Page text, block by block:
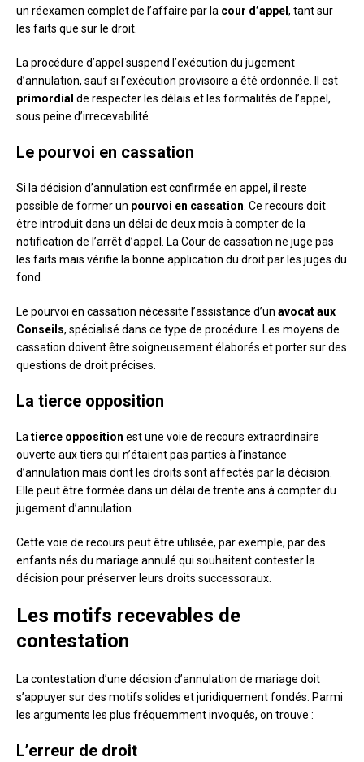
un réexamen complet de l’affaire par la cour d’appel , tant sur
les faits que sur le droit.
La procédure d’appel suspend l’exécution du jugement
d’annulation, sauf si l’exécution provisoire a été ordonnée. Il est
primordial de respecter les délais et les formalités de l’appel,
sous peine d’irrecevabilité.
Le pourvoi en cassation
Si la décision d’annulation est confirmée en appel, il reste
possible de former un pourvoi en cassation . Ce recours doit
être introduit dans un délai de deux mois à compter de la
notification de l’arrêt d’appel. La Cour de cassation ne juge pas
les faits mais vérifie la bonne application du droit par les juges du
fond.
Le pourvoi en cassation nécessite l’assistance d’un avocat aux
Conseils, spécialisé dans ce type de procédure. Les moyens de
cassation doivent être soigneusement élaborés et porter sur des
questions de droit précises.
La tierce opposition
La tierce opposition est une voie de recours extraordinaire
ouverte aux tiers qui n’étaient pas parties à l’instance
d’annulation mais dont les droits sont affectés par la décision.
Elle peut être formée dans un délai de trente ans à compter du
jugement d’annulation.
Cette voie de recours peut être utilisée, par exemple, par des
enfants nés du mariage annulé qui souhaitent contester la
décision pour préserver leurs droits successoraux.
Les motifs recevables de
contestation
La contestation d’une décision d’annulation de mariage doit
s’appuyer sur des motifs solides et juridiquement fondés. Parmi
les arguments les plus fréquemment invoqués, on trouve :
L’erreur de droit